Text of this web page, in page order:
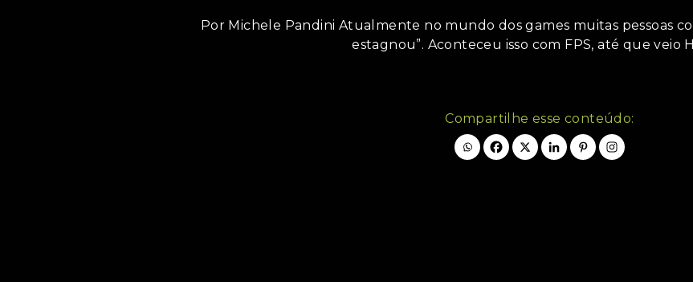
Por Michele Pandini Atualmente no mundo dos games muitas pessoas
estagnou”. Aconteceu isso com FPS, até que veio
Compartilhe esse conteúdo: